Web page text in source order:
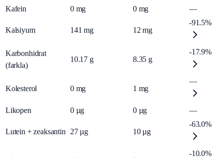
Kafein 0 mg 0 mg —
Kalsiyum 141 mg 12 mg
-91.5%
Karbonhidrat
(farkla)
10.17 g 8.35 g
-17.9%
Kolesterol 0 mg 1 mg
—
Likopen 0 µg 0 µg —
Lutein + zeaksantin 27 µg 10 µg
-63.0%
-10.0%